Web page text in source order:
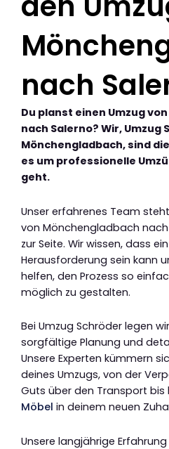
nach
Du planst einen Umzug
nach Salerno? Wir, Umzug
Mönchengladbach, sind
es um professionelle
geht.
Unser erfahrenes Team
von Mönchengladbach
zur Seite. Wir wissen, dass
Herausforderung sein kann
helfen, den Prozess so
möglich zu gestalten.
Bei Umzug Schröder legen
sorgfältige Planung und
Unsere Experten kümmern
deines Umzugs, von der
Guts über den Transport bis
Möbel in deinem neuen
Unsere langjährige